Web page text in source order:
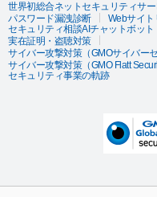
世界初総合ネットセキュリティサー
パスワード漏洩診断
Webサイ
セキュリティ相談AIチャットボット
実在証明・盗聴対策
サイバー攻撃対策（GMOサイバー
サイバー攻撃対策（GMO Flatt
セキュリティ事業の軌跡